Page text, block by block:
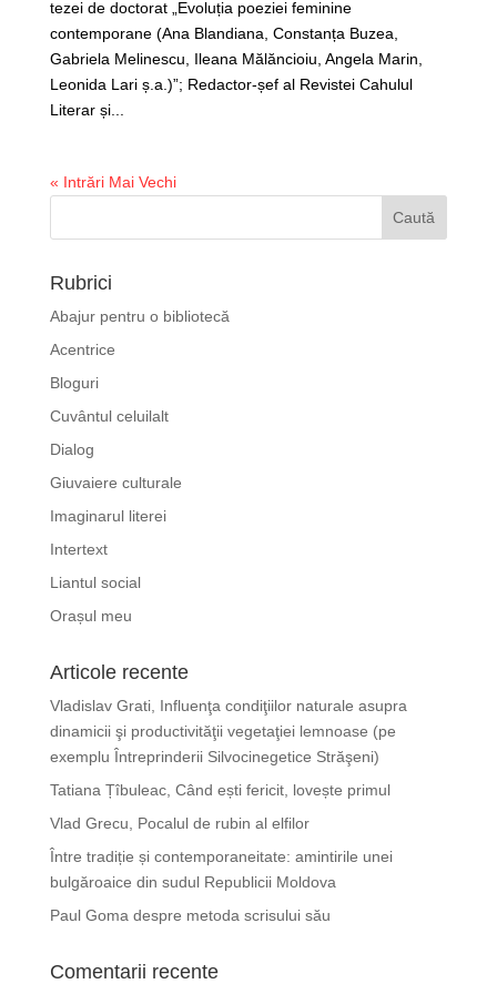
tezei de doctorat „Evoluția poeziei feminine
contemporane (Ana Blandiana, Constanța Buzea,
Gabriela Melinescu, Ileana Mălăncioiu, Angela Marin,
Leonida Lari ș.a.)”; Redactor-șef al Revistei Cahulul
Literar și...
« Intrări Mai Vechi
Rubrici
Abajur pentru o bibliotecă
Acentrice
Bloguri
Cuvântul celuilalt
Dialog
Giuvaiere culturale
Imaginarul literei
Intertext
Liantul social
Orașul meu
Articole recente
Vladislav Grati, Influenţa condiţiilor naturale asupra
dinamicii şi productivităţii vegetaţiei lemnoase (pe
exemplu Întreprinderii Silvocinegetice Străşeni)
Tatiana Țîbuleac, Când ești fericit, lovește primul
Vlad Grecu, Pocalul de rubin al elfilor
Între tradiție și contemporaneitate: amintirile unei
bulgăroaice din sudul Republicii Moldova
Paul Goma despre metoda scrisului său
Comentarii recente